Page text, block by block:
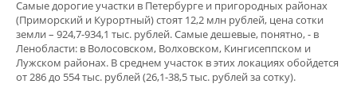
Самые дорогие участки в Петербурге и пригородных районах
(Приморский и Курортный) стоят 12,2 млн рублей, цена сотки
земли – 924,7-934,1 тыс. рублей. Самые дешевые, понятно, - в
Ленобласти: в Волосовском, Волховском, Кингисеппском и
Лужском районах. В среднем участок в этих локациях обойдется
от 286 до 554 тыс. рублей (26,1-38,5 тыс. рублей за сотку).